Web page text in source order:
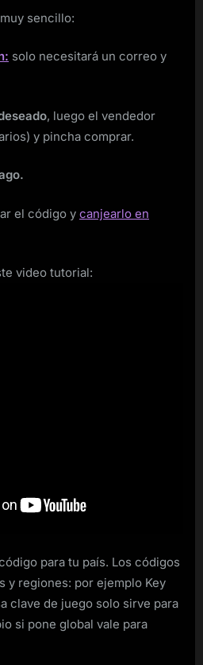
sencillo:
solo necesitará un correo y
, luego el vendedor
y pincha comprar.
el código y canjearlo en
video tutorial:
para tu país. Los códigos
y regiones: por ejemplo Key
clave de juego solo sirve para
si pone global vale para